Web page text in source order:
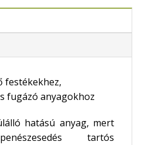
festékekhez,
fugázó anyagokhoz
hatású anyag, mert
tartós